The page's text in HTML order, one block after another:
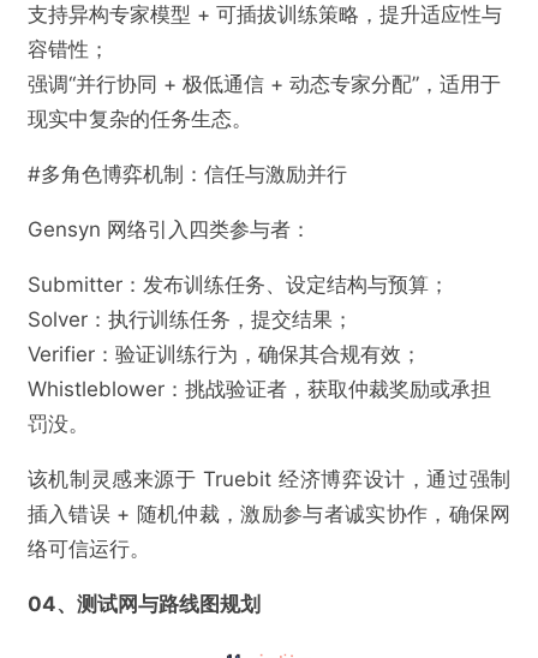
支持异构专家模型 + 可插拔训练策略，提升适应性与
容错性；
强调“并行协同 + 极低通信 + 动态专家分配”，适用于
现实中复杂的任务生态。
#多角色博弈机制：信任与激励并行
Gensyn 网络引入四类参与者：
Submitter：发布训练任务、设定结构与预算；
Solver：执行训练任务，提交结果；
Verifier：验证训练行为，确保其合规有效；
Whistleblower：挑战验证者，获取仲裁奖励或承担
罚没。
该机制灵感来源于 Truebit 经济博弈设计，通过强制
插入错误 + 随机仲裁，激励参与者诚实协作，确保网
络可信运行。
04、测试网与路线图规划